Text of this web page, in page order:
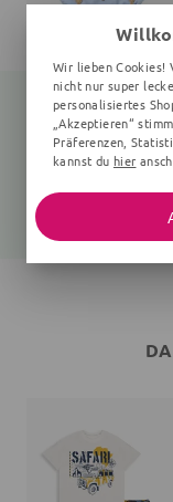
Set
28,65 €
Wir lieben Cookies!
nicht nur super
personalisiertes
„Akzeptieren“
Präferenzen,
kannst du hier